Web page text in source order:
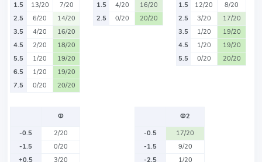
1.5
13/20
7/20
2.5
6/20
14/20
3.5
4/20
16/20
4.5
2/20
18/20
5.5
1/20
19/20
6.5
1/20
19/20
7.5
0/20 20/20
1.5
4/20
16/20
2.5
0/20 20/20
1.5
12/20
8/20
2.5
3/20
17/20
3.5
1/20
19/20
4.5
1/20
19/20
5.5
0/20 20/20
Ф
-0.5
2/20
-1.5
0/20
+0.5
3/20
Ф2
-0.5
17/20
-1.5
9/20
-2.5
1/20